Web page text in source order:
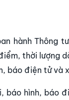
hành Thông
thời lượng
báo điện tử và
báo hình, báo